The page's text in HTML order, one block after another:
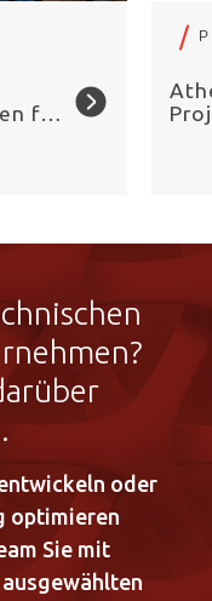
für
oder
optimieren
Sie mit